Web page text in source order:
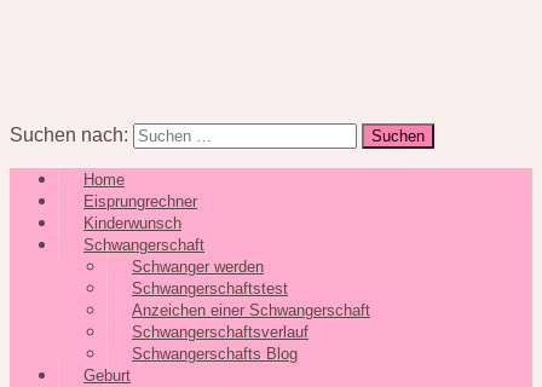
Suchen nach:
Home
Eisprungrechner
Kinderwunsch
Schwangerschaft
Schwanger werden
Schwangerschaftstest
Anzeichen einer Schwangerschaft
Schwangerschaftsverlauf
Schwangerschafts Blog
Geburt